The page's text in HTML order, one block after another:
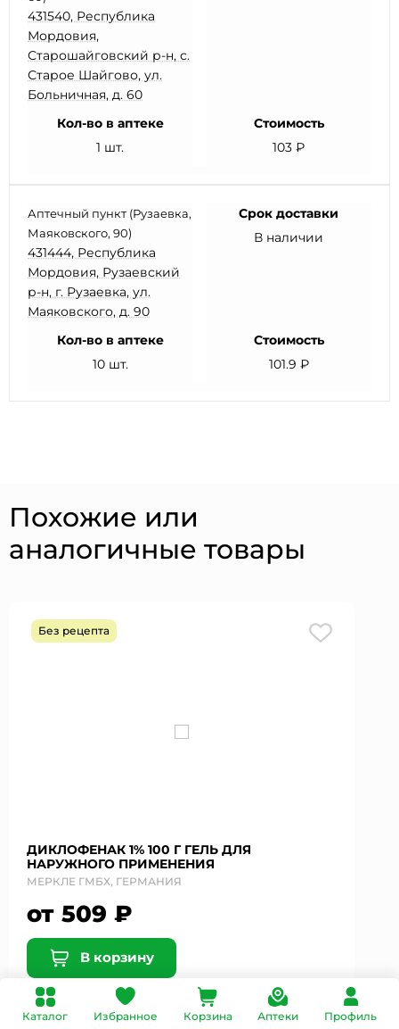
Каталог Избранное Корзина Аптеки Профиль
431540, Республика
Мордовия,
Старошайговский р-н, с.
Старое Шайгово, ул.
Больничная, д. 60
Кол-во в аптеке
1 шт.
Стоимость
103 ₽
Аптечный пункт (Рузаевка,
Маяковского, 90)
431444, Республика
Мордовия, Рузаевский
р-н, г. Рузаевка, ул.
Маяковского, д. 90
Срок доставки
В наличии
Кол-во в аптеке
10 шт.
Стоимость
101.9 ₽
Похожие или
аналогичные товары
Без рецепта
ДИКЛОФЕНАК 1% 100 Г ГЕЛЬ ДЛЯ
НАРУЖНОГО ПРИМЕНЕНИЯ
МЕРКЛЕ ГМБХ, ГЕРМАНИЯ
от 509 ₽
В корзину